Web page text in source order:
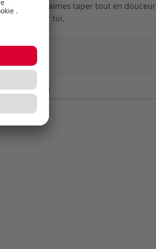
Si tu aimes taper tout en douceur
est fait pour toi.
(bouton)